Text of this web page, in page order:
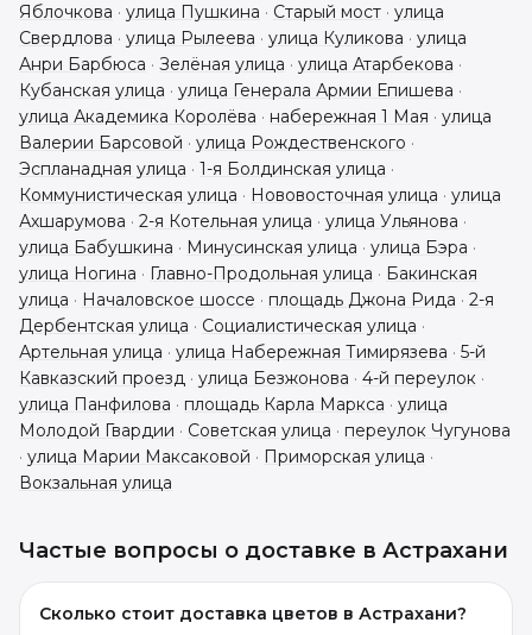
Яблочкова · улица Пушкина · Старый мост · улица
Свердлова · улица Рылеева · улица Куликова · улица
Анри Барбюса · Зелёная улица · улица Атарбекова ·
Кубанская улица · улица Генерала Армии Епишева ·
улица Академика Королёва · набережная 1 Мая · улица
Валерии Барсовой · улица Рождественского ·
Эспланадная улица · 1-я Болдинская улица ·
Коммунистическая улица · Нововосточная улица · улица
Ахшарумова · 2-я Котельная улица · улица Ульянова ·
улица Бабушкина · Минусинская улица · улица Бэра ·
улица Ногина · Главно-Продольная улица · Бакинская
улица · Началовское шоссе · площадь Джона Рида · 2-я
Дербентская улица · Социалистическая улица ·
Артельная улица · улица Набережная Тимирязева · 5-й
Кавказский проезд · улица Безжонова · 4-й переулок ·
улица Панфилова · площадь Карла Маркса · улица
Молодой Гвардии · Советская улица · переулок Чугунова
· улица Марии Максаковой · Приморская улица ·
Вокзальная улица
Частые вопросы о доставке в Астрахани
Сколько стоит доставка цветов в Астрахани?